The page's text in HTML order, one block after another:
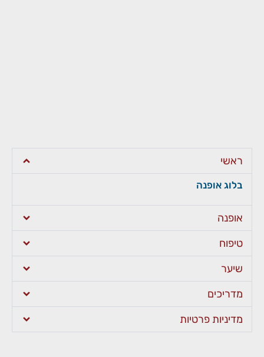
ראשי
בלוג אופנה
אופנה
טיפוח
שיער
מדריכים
מדיניות פרטיות